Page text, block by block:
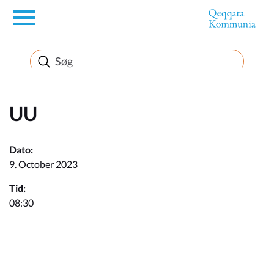
en
Borger
Erhverv
Politik
Turisme
UU
Dato:
9. October 2023
Tid:
08:30